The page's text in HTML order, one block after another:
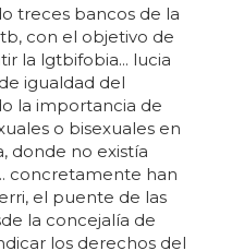
treces bancos de la
con el objetivo de
la lgtbifobia... lucia
igualdad del
la importancia de
o bisexuales en
donde no existía
concretamente han
el puente de las
la concejalía de
los derechos del